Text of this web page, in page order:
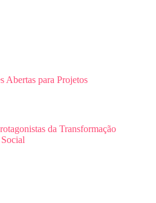
Abertas para Projetos